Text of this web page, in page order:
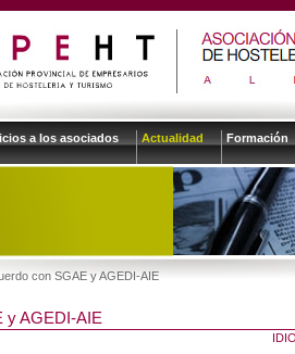
a los asociados Actualidad Formación
con SGAE y AGEDI-AIE
y AGEDI-AIE